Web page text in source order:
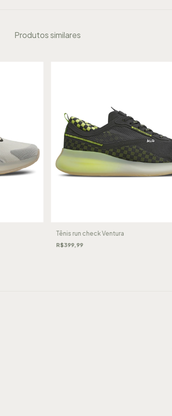
Produtos similares
Tênis run check Ventura
R$399,99